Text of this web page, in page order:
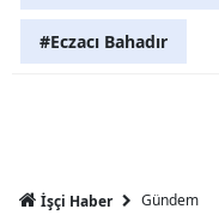
#Eczacı Bahadır
İşçi Haber Gündem